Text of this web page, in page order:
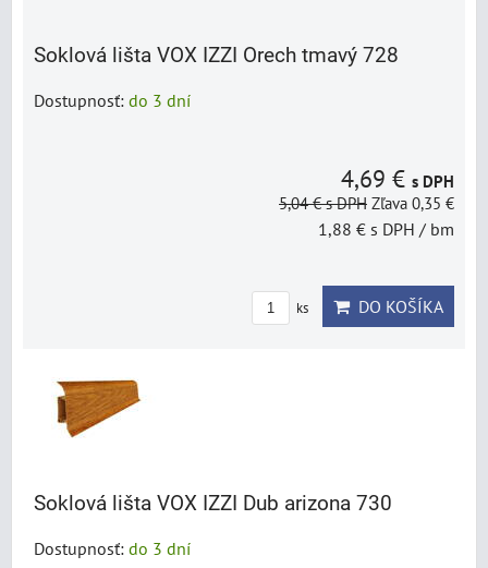
Soklová lišta VOX IZZI Orech tmavý 728
Dostupnosť: do 3 dní
4,69 € s DPH
5,04 €s DPH Zľava 0,35 €
1,88 € s DPH / bm
ks DO KOŠÍKA
Soklová lišta VOX IZZI Dub arizona 730
Dostupnosť: do 3 dní